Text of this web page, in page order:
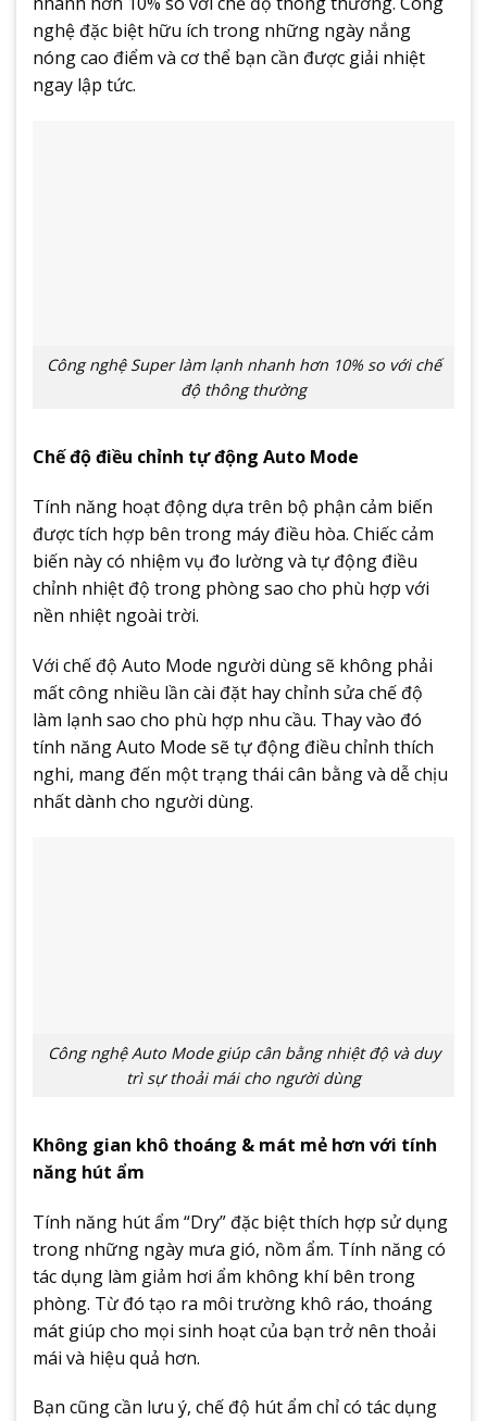
nghệ đặc biệt hữu ích trong những ngày nắng
nóng cao điểm và cơ thể bạn cần được giải nhiệt
ngay lập tức.
Công nghệ Super làm lạnh nhanh hơn 10% so với chế
độ thông thường
Chế độ điều chỉnh tự động Auto Mode
Tính năng hoạt động dựa trên bộ phận cảm biến
được tích hợp bên trong máy điều hòa. Chiếc cảm
biến này có nhiệm vụ đo lường và tự động điều
chỉnh nhiệt độ trong phòng sao cho phù hợp với
nền nhiệt ngoài trời.
Với chế độ Auto Mode người dùng sẽ không phải
mất công nhiều lần cài đặt hay chỉnh sửa chế độ
làm lạnh sao cho phù hợp nhu cầu. Thay vào đó
tính năng Auto Mode sẽ tự động điều chỉnh thích
nghi, mang đến một trạng thái cân bằng và dễ chịu
nhất dành cho người dùng.
Công nghệ Auto Mode giúp cân bằng nhiệt độ và duy
trì sự thoải mái cho người dùng
Không gian khô thoáng & mát mẻ hơn với tính
năng hút ẩm
Tính năng hút ẩm “Dry” đặc biệt thích hợp sử dụng
trong những ngày mưa gió, nồm ẩm. Tính năng có
tác dụng làm giảm hơi ẩm không khí bên trong
phòng. Từ đó tạo ra môi trường khô ráo, thoáng
mát giúp cho mọi sinh hoạt của bạn trở nên thoải
mái và hiệu quả hơn.
Bạn cũng cần lưu ý, chế độ hút ẩm chỉ có tác dụng